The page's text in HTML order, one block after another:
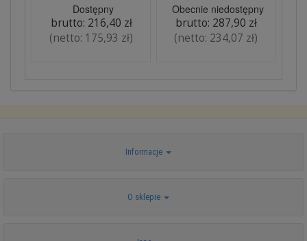
Dostępny
brutto: 216,40 zł
(netto: 175,93 zł)
Obecnie niedostępny
brutto: 287,90 zł
(netto: 234,07 zł)
Informacje
O sklepie